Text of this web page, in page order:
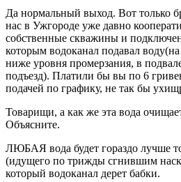
Да нормальный выход. Вот только
нас в Ужгороде уже давно
собственные скважины и
которым водоканал подавал
ниже уровня промерзания, в
подъезд). Платили бы вы по 6
подачей по графику, не так бы
Товарищи, а как же эта вода
Объясните.
ЛЮБАЯ вода будет гораздо лучше
(идущего по трижды сгнившим
который водоканал дерет бабки.